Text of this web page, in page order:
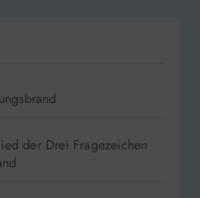
der Drei Fragezeichen